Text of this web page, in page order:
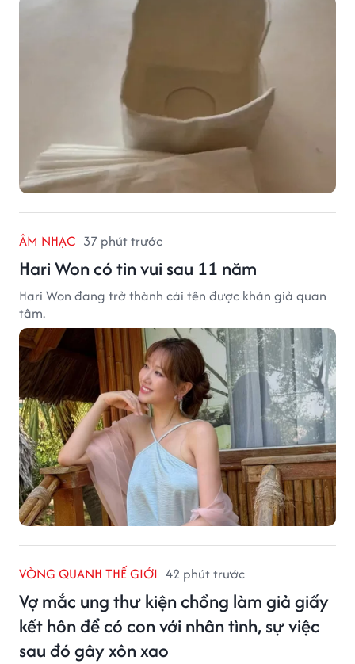
ÂM NHẠC 37 phút trước
Hari Won có tin vui sau 11 năm
Hari Won đang trở thành cái tên được khán giả quan
tâm.
VÒNG QUANH THẾ GIỚI 42 phút trước
Vợ mắc ung thư kiện chồng làm giả giấy
kết hôn để có con với nhân tình, sự việc
sau đó gây xôn xao